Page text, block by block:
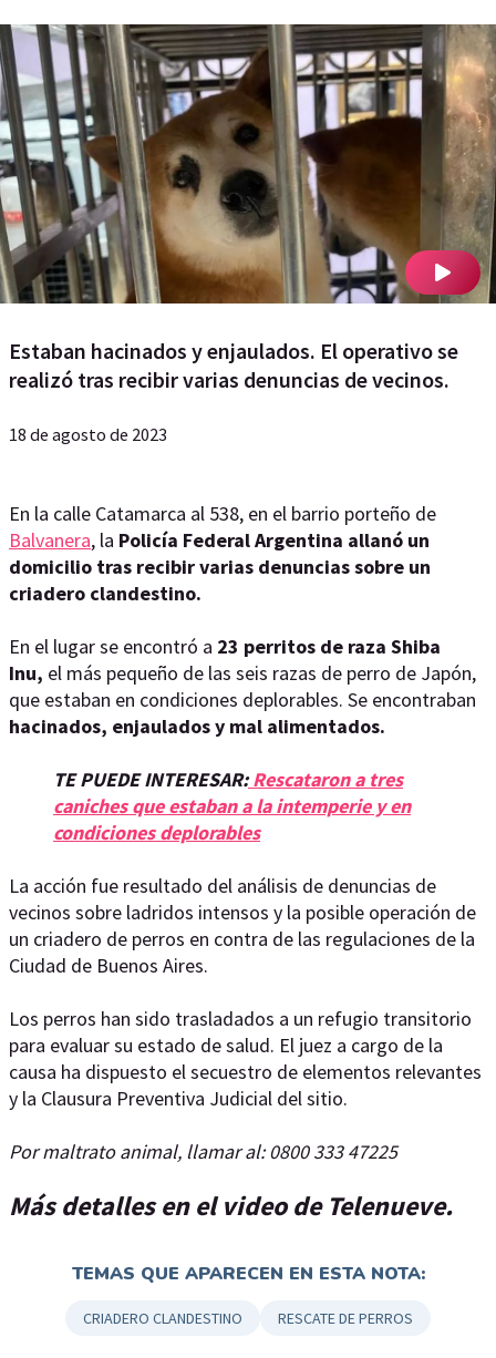
Estaban hacinados y enjaulados. El operativo se
realizó tras recibir varias denuncias de vecinos.
18 de agosto de 2023
En la calle Catamarca al 538, en el barrio porteño de
Balvanera, la Policía Federal Argentina allanó un
domicilio tras recibir varias denuncias sobre un
criadero clandestino.
En el lugar se encontró a 23 perritos de raza Shiba
Inu, el más pequeño de las seis razas de perro de Japón,
que estaban en condiciones deplorables. Se encontraban
hacinados, enjaulados y mal alimentados.
TE PUEDE INTERESAR:Rescataron a tres
caniches que estaban a la intemperie y en
condiciones deplorables
La acción fue resultado del análisis de denuncias de
vecinos sobre ladridos intensos y la posible operación de
un criadero de perros en contra de las regulaciones de la
Ciudad de Buenos Aires.
Los perros han sido trasladados a un refugio transitorio
para evaluar su estado de salud. El juez a cargo de la
causa ha dispuesto el secuestro de elementos relevantes
y la Clausura Preventiva Judicial del sitio.
Por maltrato animal, llamar al: 0800 333 47225
Más detalles en el video de Telenueve.
TEMAS QUE APARECEN EN ESTA NOTA:
CRIADERO CLANDESTINO RESCATE DE PERROS